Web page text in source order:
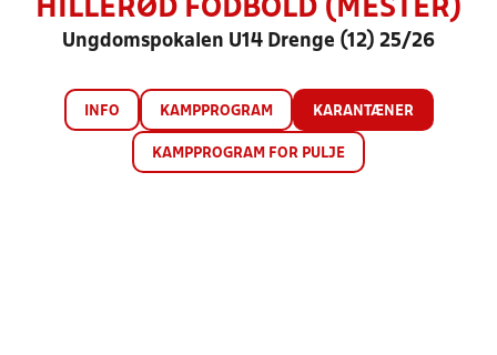
HILLERØD FODBOLD (MESTER)
Ungdomspokalen U14 Drenge (12) 25/26
INFO KAMPPROGRAM KARANTÆNER
KAMPPROGRAM FOR PULJE